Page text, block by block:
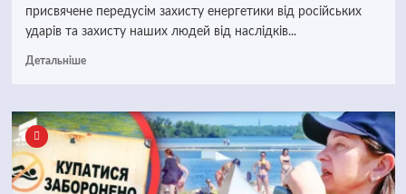
присвячене передусім захисту енергетики від російських
ударів та захисту наших людей від наслідків...
Детальніше